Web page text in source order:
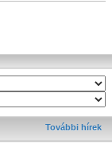
További hírek